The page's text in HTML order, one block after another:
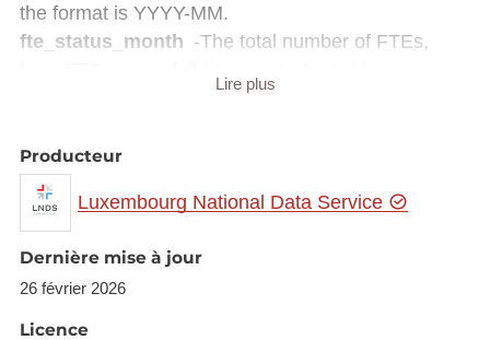
the format is YYYY-MM.
fte_status_month -The total number of FTEs,
standard unit used in Human Resources to
time schedule. One FTE equals one full-time
employee, typically working 35–40 hours per week,
depending on company policy.
employees (more than 3 months after onboarding)
get SAFe (Scaled Agile Framework) training,
integrated into onboarding activities, and is
Lire plus
Producteur
Luxembourg National Data Service
Dernière mise à jour
26 février 2026
Licence